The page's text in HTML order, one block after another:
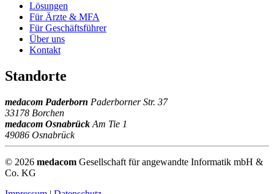
Lösungen
Für Ärzte & MFA
Für Geschäftsführer
Über uns
Kontakt
Standorte
medacom Paderborn Paderborner Str. 37
33178 Borchen
medacom Osnabrück Am Tie 1
49086 Osnabrück
© 2026 medacom Gesellschaft für angewandte Informatik mbH &
Co. KG